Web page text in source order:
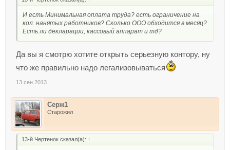
И есть Минимальная оплата труда? есть ограничение на
кол. нанятых работников? Сколько ООО обходится в месяц?
Есть ли декларации, кассовый аппарат и тд?
Да вы я смотрю хотите открыть серьезную контору, ну
что же правильно надо легализовываться
13 сен 2013
Серж1
Старожил
13-й Чертенок сказал(а): ↑